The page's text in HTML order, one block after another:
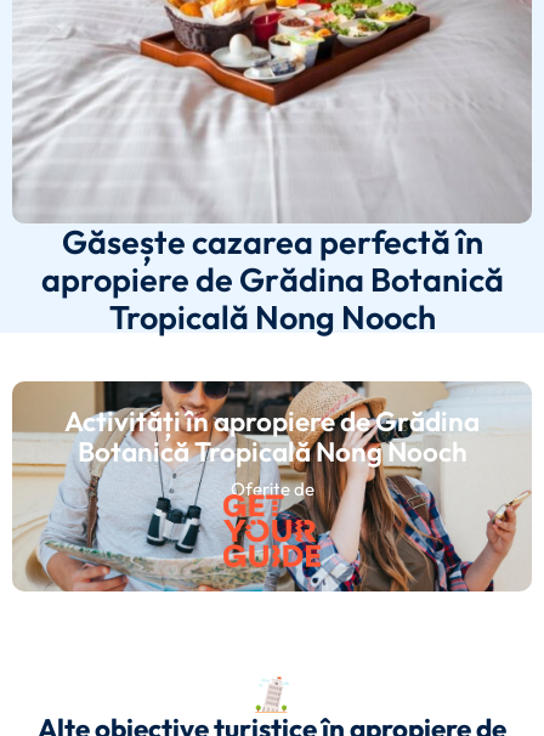
Găsește cazarea perfectă în
apropiere de Grădina Botanică
Tropicală Nong Nooch
Activități în apropiere de Grădina
Botanică Tropicală Nong Nooch
Oferite de
Alte obiective turistice în apropiere de